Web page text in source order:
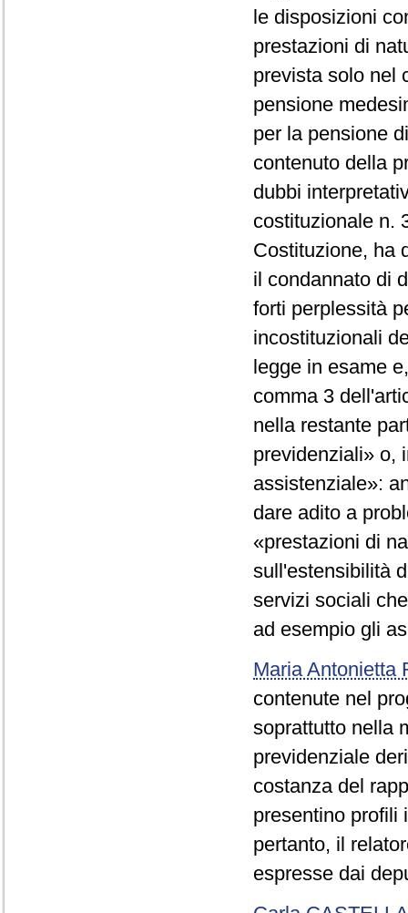
le disposizioni
prestazioni di
prevista solo nel
pensione
per la pensione
contenuto della
dubbi
costituzionale n.
Costituzione, ha
il condannato di
forti perplessità
incostituzionali
legge in esame
comma 3
nella restante
previdenziali» o,
assistenziale»:
dare adito a
«prestazioni di
sull'estensibilità
servizi sociali
ad esempio gli
Maria Antonietta
contenute nel
soprattutto nella
previdenziale
costanza del
presentino profili
pertanto, il
espresse dai